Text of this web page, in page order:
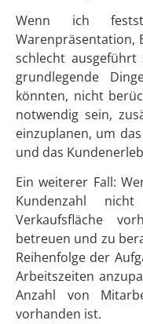
Wenn ich
Warenpräsentation,
schlecht
grundlegende
könnten, nicht
notwendig sein,
einzuplanen, um
und das
Ein weiterer Fall:
Kundenzahl
Verkaufsfläche
betreuen und zu
Reihenfolge der
Arbeitszeiten
Anzahl von
vorhanden ist.